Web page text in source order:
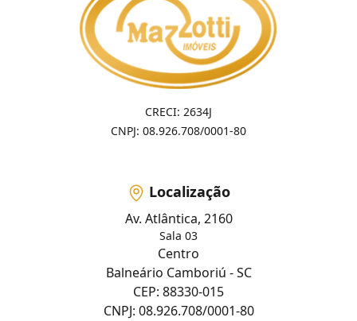
CRECI: 2634J
CNPJ: 08.926.708/0001-80
Localização
Av. Atlântica, 2160
Sala 03
Centro
Balneário Camboriú - SC
CEP: 88330-015
CNPJ: 08.926.708/0001-80